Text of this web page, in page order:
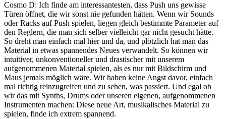
Cosmo D: Ich finde am interessantesten, dass Push uns gewisse
Türen öffnet, die wir sonst nie gefunden hätten. Wenn wir Sounds
oder Racks auf Push spielen, liegen gleich bestimmte Parameter auf
den Reglern, die man sich selber vielleicht gar nicht gesucht hätte.
So dreht man einfach mal hier und da, und plötzlich hat man das
Material in etwas spannendes Neues verwandelt. So können wir
intuitiver, unkonventioneller und drastischer mit unserem
aufgenommenen Material spielen, als es nur mit Bildschirm und
Maus jemals möglich wäre. Wir haben keine Angst davor, einfach
mal richtig reinzugreifen und zu sehen, was passiert. Und egal ob
wir das mit Synths, Drums oder unseren eigenen, aufgenommenen
Instrumenten machen: Diese neue Art, musikalisches Material zu
spielen, finde ich extrem spannend.